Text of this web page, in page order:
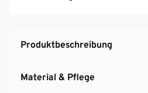
Produktbeschreibung
Material & Pflege